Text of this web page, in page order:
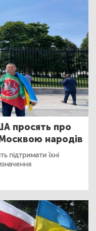
просять про
народів
підтримати їхні